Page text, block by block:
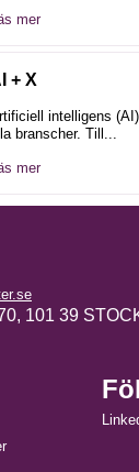
mer
+ X
intelligens
branscher. Till...
mer
101 39